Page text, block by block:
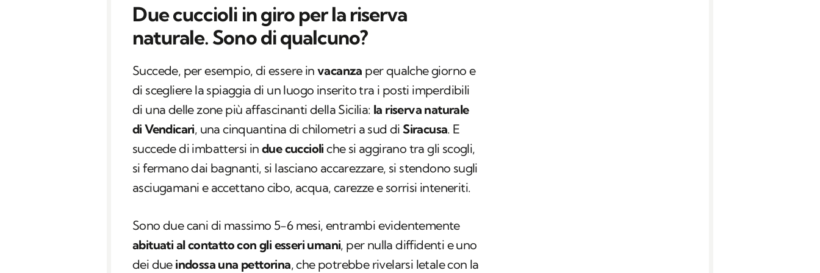
Due cuccioli in giro per la riserva
naturale. Sono di qualcuno?
Succede, per esempio, di essere in vacanza per qualche giorno e
di scegliere la spiaggia di un luogo inserito tra i posti imperdibili
di una delle zone più affascinanti della Sicilia: la riserva naturale
di Vendicari, una cinquantina di chilometri a sud diSiracusa. E
succede di imbattersi in due cuccioli che si aggirano tra gli scogli,
si fermano dai bagnanti, si lasciano accarezzare, si stendono sugli
asciugamani e accettano cibo, acqua, carezze e sorrisi inteneriti.
Sono due cani di massimo 5-6 mesi, entrambi evidentemente
abituati al contatto con gli esseri umani, per nulla diffidenti e uno
dei due indossa una pettorina, che potrebbe rivelarsi letale con la